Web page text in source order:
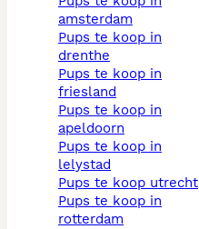
amsterdam
pups te koop in
drenthe
pups te koop in
friesland
pups te koop in
apeldoorn
pups te koop in
lelystad
pups te koop utrecht
pups te koop in
rotterdam